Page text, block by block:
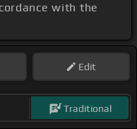
with the
Edit
Traditional